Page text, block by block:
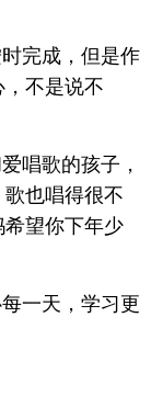
完成，但是作
不是说不
唱歌的孩子，
也唱得很不
望你下年少
一天，学习更